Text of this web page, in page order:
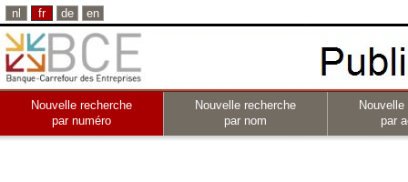
nl fr de en
Nouvelle recherche
par numéro
Nouvelle recherche
par nom
par